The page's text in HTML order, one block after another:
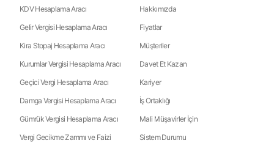
KDV Hesaplama Aracı
Gelir Vergisi Hesaplama Aracı
Kira Stopaj Hesaplama Aracı
Kurumlar Vergisi Hesaplama Aracı
Geçici Vergi Hesaplama Aracı
Damga Vergisi Hesaplama Aracı
Gümrük Vergisi Hesaplama Aracı
Vergi Gecikme Zammı ve Faizi
Hakkımızda
Fiyatlar
Müşteriler
Davet Et Kazan
Kariyer
İş Ortaklığı
Mali Müşavirler İçin
Sistem Durumu